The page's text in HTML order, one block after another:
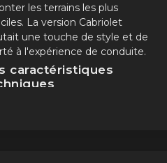
les terrains les plus
La version Cabriolet
une touche de style et de
à l'expérience de conduite.
caractéristiques